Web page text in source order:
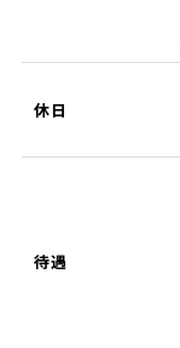
休日
待遇